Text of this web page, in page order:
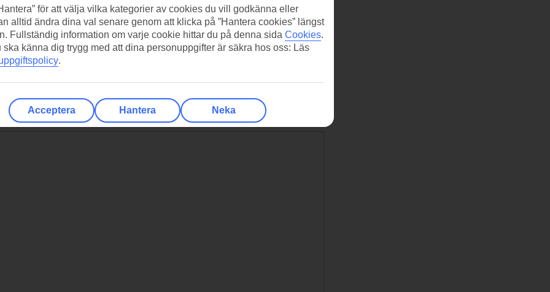
för att välja vilka kategorier av cookies du vill godkänna eller
alltid ändra dina val senare genom att klicka på ”Hantera cookies” längst
Fullständig information om varje cookie hittar du på denna sida Cookies.
ska känna dig trygg med att dina personuppgifter är säkra hos oss: Läs
.
Acceptera Hantera Neka